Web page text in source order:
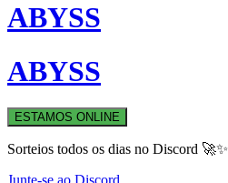
ABYSS
ABYSS
ESTAMOS ONLINE
Sorteios todos os dias no Discord 🚀✨